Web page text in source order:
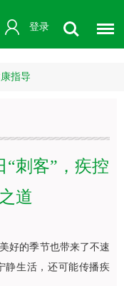
登录
指导
“刺客”，疾控
道
好的季节也带来了不速
生活，还可能传播疾